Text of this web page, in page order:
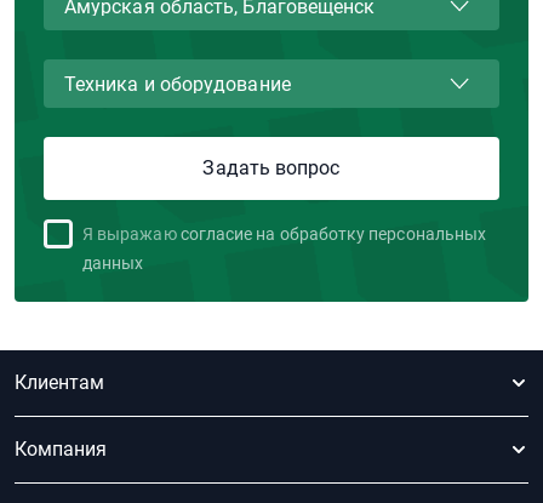
Я выражаю согласие на обработку персональных
данных
Клиентам
Компания